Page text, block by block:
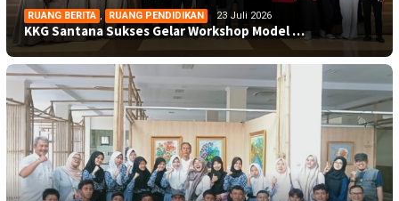
RUANG BERITA , RUANG PENDIDIKAN 23 Juli 2026
KKG Santana Sukses Gelar Workshop Model …